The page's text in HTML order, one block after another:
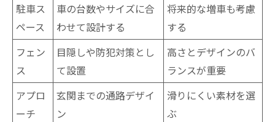
駐車ス
ペース
車の台数やサイズに合
わせて設計する
将来的な増車も考慮
する
フェン
ス
目隠しや防犯対策とし
て設置
高さとデザインのバ
ランスが重要
アプロ
ーチ
玄関までの通路デザイ
ン
滑りにくい素材を選
ぶ